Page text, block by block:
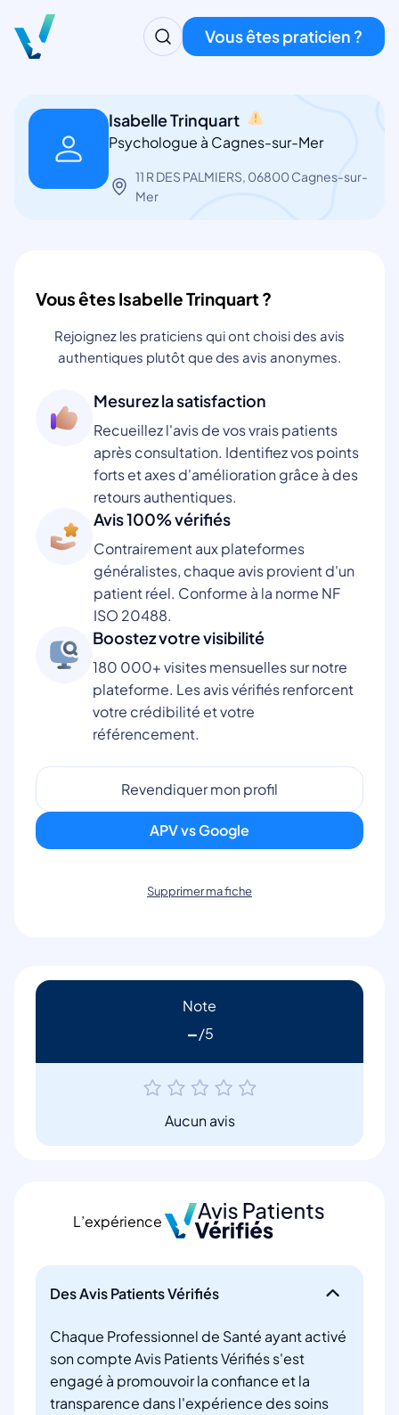
Vous êtes praticien ?
Isabelle Trinquart
Psychologue à Cagnes-sur-Mer
11 R DES PALMIERS, 06800 Cagnes-sur-
Mer
Vous êtes Isabelle Trinquart ?
Rejoignez les praticiens qui ont choisi des avis
authentiques plutôt que des avis anonymes.
Mesurez la satisfaction
Recueillez l'avis de vos vrais patients
après consultation. Identifiez vos points
forts et axes d'amélioration grâce à des
retours authentiques.
Avis 100% vérifiés
Contrairement aux plateformes
généralistes, chaque avis provient d'un
patient réel. Conforme à la norme NF
ISO 20488.
Boostez votre visibilité
180 000+ visites mensuelles sur notre
plateforme. Les avis vérifiés renforcent
votre crédibilité et votre
référencement.
Revendiquer mon profil
APV vs Google
Supprimer ma fiche
Note
-
Aucun avis
L’expérience
Des Avis Patients Vérifiés
Chaque Professionnel de Santé ayant activé
son compte Avis Patients Vérifiés s'est
engagé à promouvoir la confiance et la
transparence dans l'expérience des soins